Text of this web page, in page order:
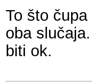
To što
oba
biti ok.